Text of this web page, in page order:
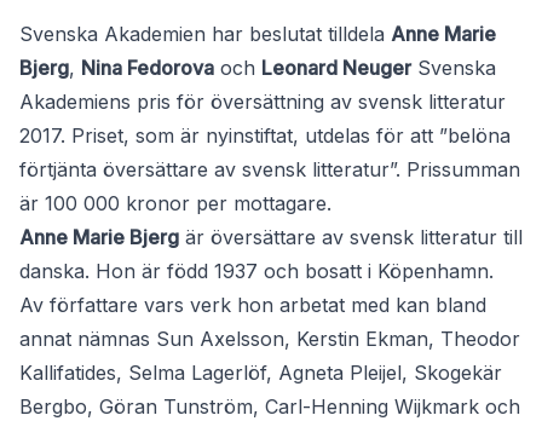
Svenska Akademien har beslutat tilldela Anne Marie
Bjerg, Nina Fedorova och Leonard NeugerSvenska
Akademiens pris för översättning av svensk litteratur
2017. Priset, som är nyinstiftat, utdelas för att ”belöna
förtjänta översättare av svensk litteratur”. Prissumman
är 100 000 kronor per mottagare.
Anne Marie Bjerg är översättare av svensk litteratur till
danska. Hon är född 1937 och bosatt i Köpenhamn.
Av författare vars verk hon arbetat med kan bland
annat nämnas Sun Axelsson, Kerstin Ekman, Theodor
Kallifatides, Selma Lagerlöf, Agneta Pleijel, Skogekär
Bergbo, Göran Tunström, Carl-Henning Wijkmark och